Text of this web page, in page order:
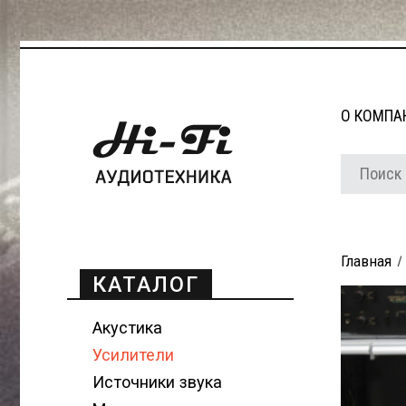
О
КАТАЛОГ
Акустика
Усилители
Источники звука
Главная